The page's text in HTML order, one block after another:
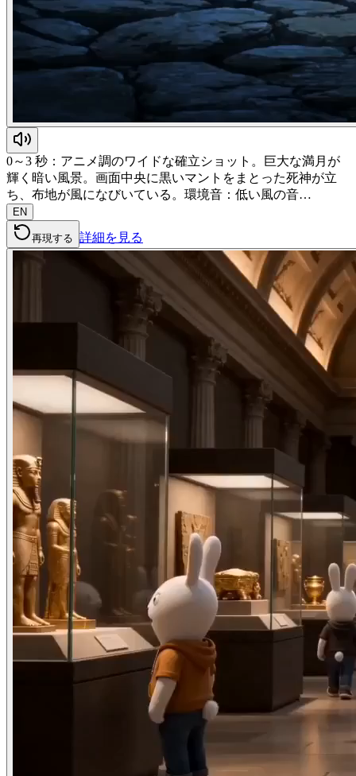
0～3 秒：アニメ調のワイドな確立ショット。巨大な満月が
輝く暗い風景。画面中央に黒いマントをまとった死神が立
ち、布地が風になびいている。環境音：低い風の音…
EN
再現する 詳細を見る